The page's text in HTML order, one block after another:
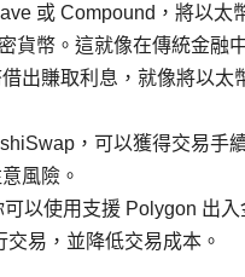
或 Compound，將以太
貨幣。這就像在傳統金融
出賺取利息，就像將以太
，可以獲得交易手
風險。
以使用支援 Polygon 出入
易，並降低交易成本。